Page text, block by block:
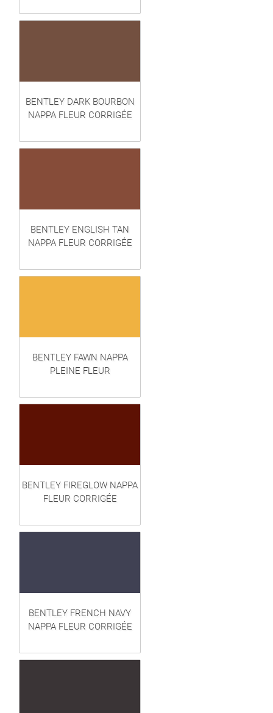
BENTLEY DARK BOURBON
NAPPA FLEUR CORRIGÉE
BENTLEY ENGLISH TAN
NAPPA FLEUR CORRIGÉE
BENTLEY FAWN NAPPA
PLEINE FLEUR
BENTLEY FIREGLOW NAPPA
FLEUR CORRIGÉE
BENTLEY FRENCH NAVY
NAPPA FLEUR CORRIGÉE